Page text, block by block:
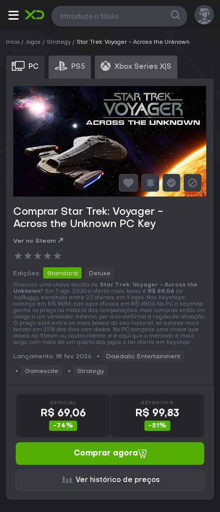
Todas
Início Jogos Strategy Star Trek: Voyager - Across the Unknown
PC PS5 Xbox Series X|S
Comprar Star Trek: Voyager -
Across the Unknown PC Key
Ver no Steam
★★★★★
Edições: Standard Deluxe
Procuras uma chave barata de Star Trek: Voyager - Across the
Unknown? Em 7 ago. 2026 a oferta mais baixa é R$ 69,06 na
JoyBuggy, escolhida entre 22 ofertas em 9 lojas. Nas keyshops
começa em R$ 99,83, nas lojas oficiais em R$ 69,06. No PC a keyshop
ganha no preço na maioria das comparações, mas compras então um
código a um vendedor externo, por isso confirma a região de ativação.
O preço está entre os mais baixos do seu historial, só esteve mais
barato em 25% dos dias com dados. No PC compras uma chave que
ativas na Steam ou noutro cliente, e é aqui que o mercado é mais
largo, com mais de um quarto dos jogos a ter oferta em keyshop.
Lançamento: 18 fev. 2026 Daedalic Entertainment
Gamexcite Strategy
OFFICIAL
R$ 69,06
-74%
KEYSHOPS
R$ 99,83
-51%
Comprar agora
Ver histórico de preços